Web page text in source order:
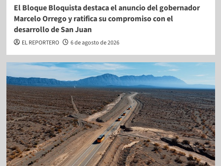
El Bloque Bloquista destaca el anuncio del gobernador
Marcelo Orrego y ratifica su compromiso con el
desarrollo de San Juan
EL REPORTERO 6 de agosto de 2026